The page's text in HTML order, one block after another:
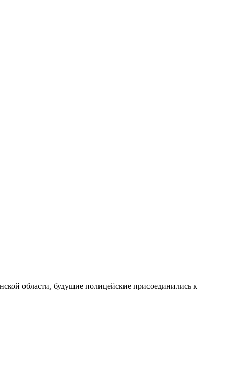
области, будущие полицейские присоединились к